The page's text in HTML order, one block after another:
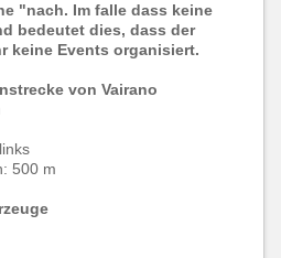
"nach. Im falle dass keine
bedeutet dies, dass der
keine Events organisiert.
von Vairano
500 m